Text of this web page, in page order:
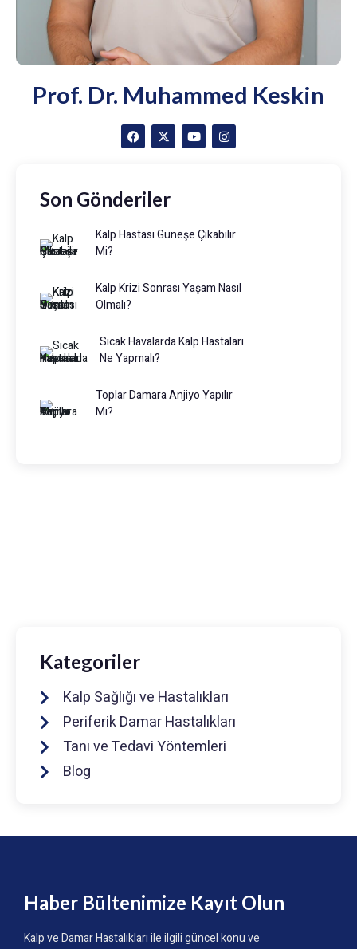
Prof. Dr. Muhammed Keskin
Son Gönderiler
Kalp Hastası Güneşe Çıkabilir
Mi?
Kalp Krizi Sonrası Yaşam Nasıl
Olmalı?
Sıcak Havalarda Kalp Hastaları
Ne Yapmalı?
Toplar Damara Anjiyo Yapılır
Mı?
Kategoriler
Kalp Sağlığı ve Hastalıkları
Periferik Damar Hastalıkları
Tanı ve Tedavi Yöntemleri
Blog
Haber Bültenimize Kayıt Olun
Kalp ve Damar Hastalıkları ile ilgili güncel konu ve